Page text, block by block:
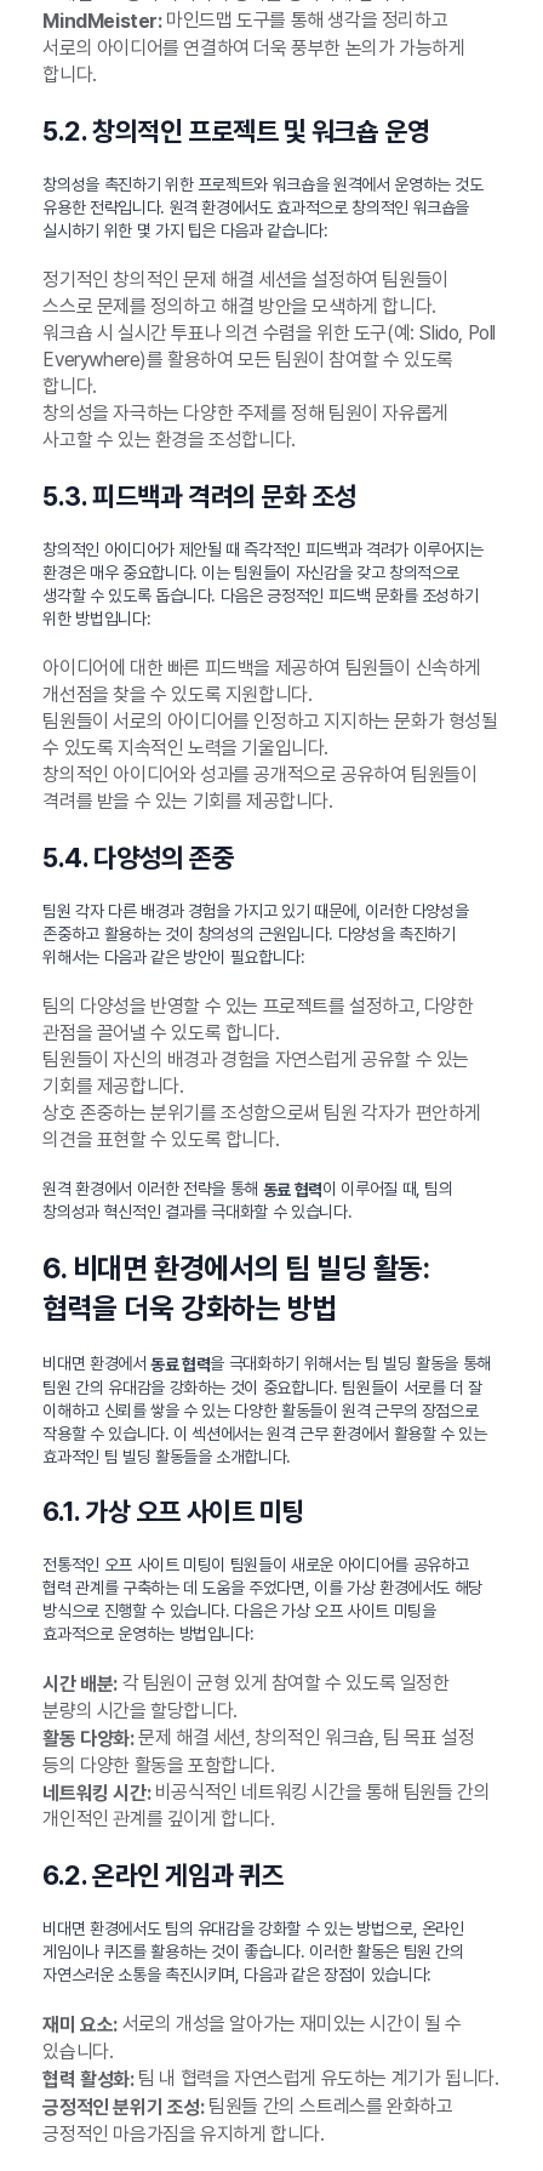
MindMeister:마인드맵 도구를 통해 생각을 정리하고
서로의 아이디어를 연결하여 더욱 풍부한 논의가 가능하게
합니다.
5.2. 창의적인 프로젝트 및 워크숍 운영
창의성을 촉진하기 위한 프로젝트와 워크숍을 원격에서 운영하는 것도
유용한 전략입니다. 원격 환경에서도 효과적으로 창의적인 워크숍을
실시하기 위한 몇 가지 팁은 다음과 같습니다:
정기적인 창의적인 문제 해결 세션을 설정하여 팀원들이
스스로 문제를 정의하고 해결 방안을 모색하게 합니다.
워크숍 시 실시간 투표나 의견 수렴을 위한 도구(예: Slido, Poll
Everywhere)를 활용하여 모든 팀원이 참여할 수 있도록
합니다.
창의성을 자극하는 다양한 주제를 정해 팀원이 자유롭게
사고할 수 있는 환경을 조성합니다.
5.3. 피드백과 격려의 문화 조성
창의적인 아이디어가 제안될 때 즉각적인 피드백과 격려가 이루어지는
환경은 매우 중요합니다. 이는 팀원들이 자신감을 갖고 창의적으로
생각할 수 있도록 돕습니다. 다음은 긍정적인 피드백 문화를 조성하기
위한 방법입니다:
아이디어에 대한 빠른 피드백을 제공하여 팀원들이 신속하게
개선점을 찾을 수 있도록 지원합니다.
팀원들이 서로의 아이디어를 인정하고 지지하는 문화가 형성될
수 있도록 지속적인 노력을 기울입니다.
창의적인 아이디어와 성과를 공개적으로 공유하여 팀원들이
격려를 받을 수 있는 기회를 제공합니다.
5.4. 다양성의 존중
팀원 각자 다른 배경과 경험을 가지고 있기 때문에, 이러한 다양성을
존중하고 활용하는 것이 창의성의 근원입니다. 다양성을 촉진하기
위해서는 다음과 같은 방안이 필요합니다:
팀의 다양성을 반영할 수 있는 프로젝트를 설정하고, 다양한
관점을 끌어낼 수 있도록 합니다.
팀원들이 자신의 배경과 경험을 자연스럽게 공유할 수 있는
기회를 제공합니다.
상호 존중하는 분위기를 조성함으로써 팀원 각자가 편안하게
의견을 표현할 수 있도록 합니다.
원격 환경에서 이러한 전략을 통해 동료 협력이 이루어질 때, 팀의
창의성과 혁신적인 결과를 극대화할 수 있습니다.
6. 비대면 환경에서의 팀 빌딩 활동:
협력을 더욱 강화하는 방법
비대면 환경에서동료 협력을 극대화하기 위해서는 팀 빌딩 활동을 통해
팀원 간의 유대감을 강화하는 것이 중요합니다. 팀원들이 서로를 더 잘
이해하고 신뢰를 쌓을 수 있는 다양한 활동들이 원격 근무의 장점으로
작용할 수 있습니다. 이 섹션에서는 원격 근무 환경에서 활용할 수 있는
효과적인 팀 빌딩 활동들을 소개합니다.
6.1. 가상 오프 사이트 미팅
전통적인 오프 사이트 미팅이 팀원들이 새로운 아이디어를 공유하고
협력 관계를 구축하는 데 도움을 주었다면, 이를 가상 환경에서도 해당
방식으로 진행할 수 있습니다. 다음은 가상 오프 사이트 미팅을
효과적으로 운영하는 방법입니다:
시간 배분:각 팀원이 균형 있게 참여할 수 있도록 일정한
분량의 시간을 할당합니다.
활동 다양화:문제 해결 세션, 창의적인 워크숍, 팀 목표 설정
등의 다양한 활동을 포함합니다.
네트워킹 시간:비공식적인 네트워킹 시간을 통해 팀원들 간의
개인적인 관계를 깊이게 합니다.
6.2. 온라인 게임과 퀴즈
비대면 환경에서도 팀의 유대감을 강화할 수 있는 방법으로, 온라인
게임이나 퀴즈를 활용하는 것이 좋습니다. 이러한 활동은 팀원 간의
자연스러운 소통을 촉진시키며, 다음과 같은 장점이 있습니다:
재미 요소:서로의 개성을 알아가는 재미있는 시간이 될 수
있습니다.
협력 활성화:팀 내 협력을 자연스럽게 유도하는 계기가 됩니다.
긍정적인 분위기 조성:팀원들 간의 스트레스를 완화하고
긍정적인 마음가짐을 유지하게 합니다.